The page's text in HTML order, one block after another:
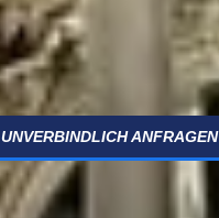
UNVERBINDLICH ANFRAGEN